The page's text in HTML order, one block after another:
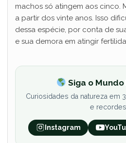
machos só atingem aos cinco.
a partir dos vinte anos. Isso
dessa espécie, por conta de
e sua demora em atingir
Siga o
Curiosidades da natureza em
e
Instagram